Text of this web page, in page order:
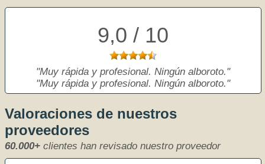
9,0 / 10
Muy rápida y profesional. Ningún alboroto.
Muy rápida y profesional. Ningún alboroto.
Valoraciones de nuestros
proveedores
60.000+ clientes han revisado nuestro proveedor